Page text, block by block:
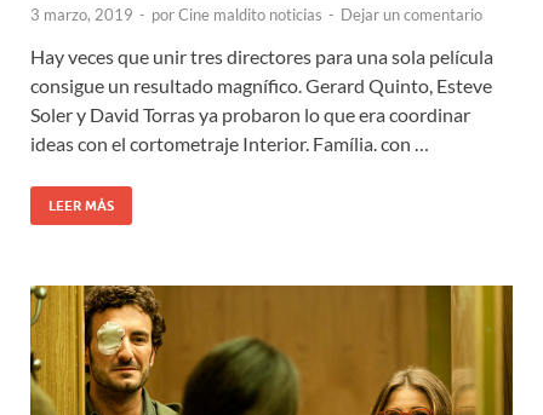
3 marzo, 2019 - porCine maldito noticias - Dejar un comentario
Hay veces que unir tres directores para una sola película
consigue un resultado magnífico. Gerard Quinto, Esteve
Soler y David Torras ya probaron lo que era coordinar
ideas con el cortometraje Interior. Família. con …
LEER MÁS